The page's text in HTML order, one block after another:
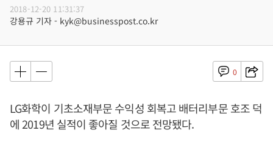
2018-12-20 11:31:37
강용규 기자 - kyk@businesspost.co.kr
0
LG화학이 기초소재부문 수익성 회복고 배터리부문 호조 덕
에 2019년 실적이 좋아질 것으로 전망됐다.